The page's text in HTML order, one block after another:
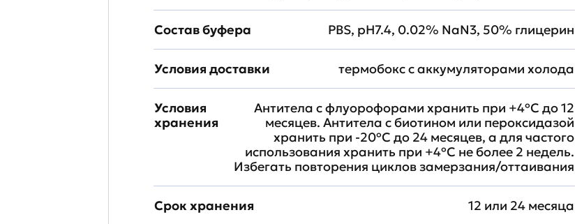
Состав буфера PBS, pH7.4, 0.02% NaN3, 50% глицерин
Условия доставки термобокс с аккумуляторами холода
Условия
хранения
Антитела с флуорофорами хранить при +4ºС до 12
месяцев. Антитела с биотином или пероксидазой
хранить при -20ºС до 24 месяцев, а для частого
использования хранить при +4ºС не более 2 недель.
Избегать повторения циклов замерзания/оттаивания
Срок хранения 12 или 24 месяца